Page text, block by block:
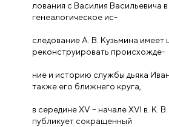
лования с Василия Васильевича
генеалогическое ис-
следование А. В. Кузьмина имеет
реконструировать происхожде-
ние и историю службы дьяка
также его ближнего круга,
в середине XV – начале XVI в. К.
публикует сокращенный